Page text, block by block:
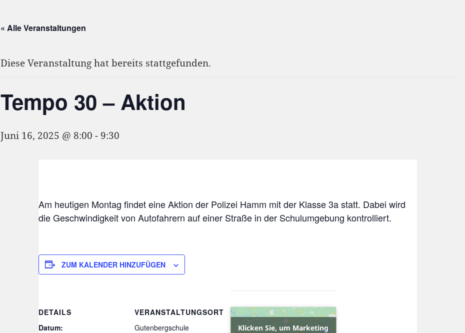
« Alle Veranstaltungen
Diese Veranstaltung hat bereits stattgefunden.
Tempo 30 – Aktion
Juni 16, 2025 @ 8:00 - 9:30
Am heutigen Montag findet eine Aktion der Polizei Hamm mit der Klasse 3a statt. Dabei wird
die Geschwindigkeit von Autofahrern auf einer Straße in der Schulumgebung kontrolliert.
ZUM KALENDER HINZUFÜGEN
DETAILS
Datum:
VERANSTALTUNGSORT
Gutenbergschule
Klicken Sie, um Marketing